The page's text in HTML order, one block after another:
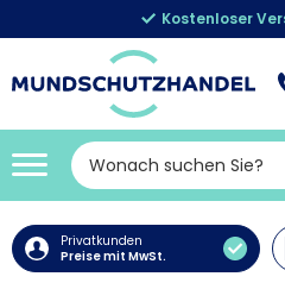
Kostenloser
Privatkunden
Preise mit MwSt.